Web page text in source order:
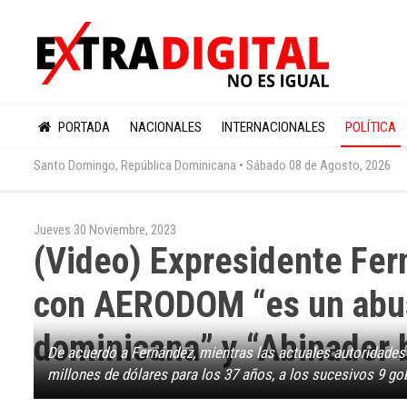
PORTADA NACIONALES INTERNACIONALES POLÍTICA
Santo Domingo, República Dominicana • Sábado 08 de Agosto, 2026
Jueves 30 Noviembre, 2023
(Video) Expresidente
con AERODOM “es un
dominicana” y
De acuerdo a Fernández, mientras las actuales
millones de dólares para los 37 años, a los sucesivos 9